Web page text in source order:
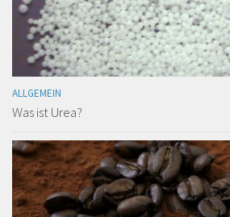
ALLGEMEIN
Was ist Urea?